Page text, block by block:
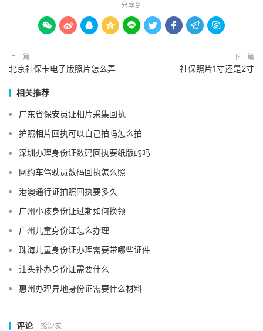
分享到
        
上一篇
北京社保卡电子版照片怎么弄
下一篇
社保照片1寸还是2寸
相关推荐
广东省保安员证相片采集回执
护照相片回执可以自己拍吗怎么拍
深圳办理身份证数码回执要纸版的吗
网约车驾驶员数码回执怎么照
港澳通行证拍照回执要多久
广州小孩身份证过期如何换领
广州儿童身份证怎么办理
珠海儿童身份证办理需要带哪些证件
汕头补办身份证需要什么
惠州办理异地身份证需要什么材料
评论 抢沙发